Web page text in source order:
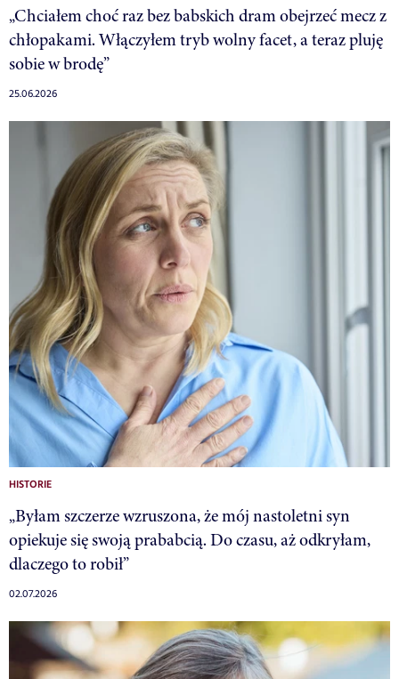
„Chciałem choć raz bez babskich dram obejrzeć mecz z
chłopakami. Włączyłem tryb wolny facet, a teraz pluję
sobie w brodę”
25.06.2026
HISTORIE
„Byłam szczerze wzruszona, że mój nastoletni syn
opiekuje się swoją prababcią. Do czasu, aż odkryłam,
dlaczego to robił”
02.07.2026